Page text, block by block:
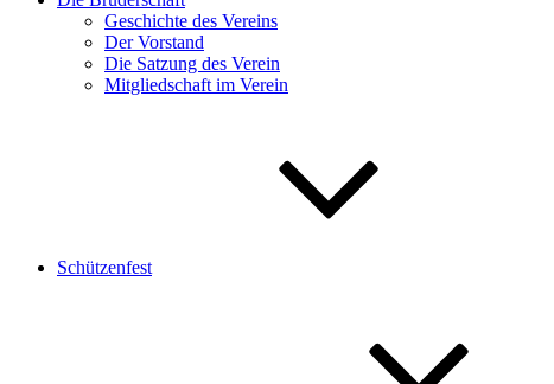
Geschichte des Vereins
Der Vorstand
Die Satzung des Verein
Mitgliedschaft im Verein
Schützenfest